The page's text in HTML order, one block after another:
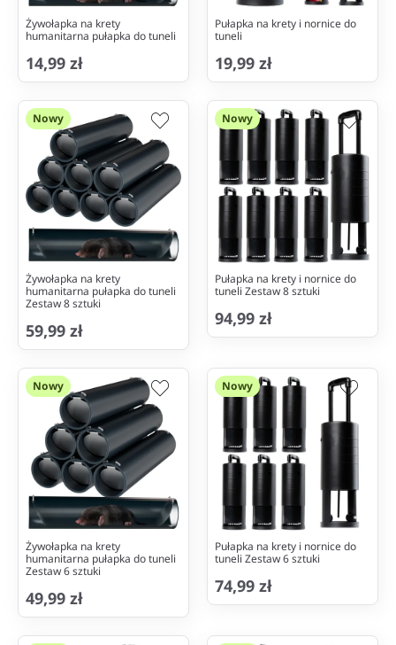
Żywołapka na krety
humanitarna pułapka do tuneli
14,99 zł
Pułapka na krety i nornice do
tuneli
19,99 zł
Nowy
Żywołapka na krety
humanitarna pułapka do tuneli
Zestaw 8 sztuki
59,99 zł
Nowy
Pułapka na krety i nornice do
tuneli Zestaw 8 sztuki
94,99 zł
Nowy
Żywołapka na krety
humanitarna pułapka do tuneli
Zestaw 6 sztuki
49,99 zł
Nowy
Pułapka na krety i nornice do
tuneli Zestaw 6 sztuki
74,99 zł